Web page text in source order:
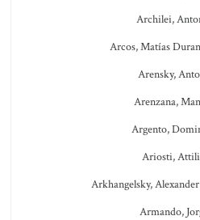
Archilei,
Arcos, Matías
Arensky,
Arenzana,
Argento,
Ariosti,
Arkhangelsky,
Armando,